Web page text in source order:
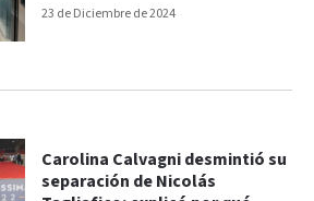
23 de Diciembre de 2024
Carolina Calvagni desmintió su
separación de Nicolás